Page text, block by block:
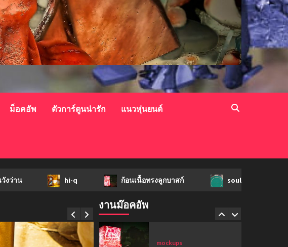
ม็อคอัพ ตัวการ์ตูนน่ารัก แนวหุ่นยนต์
hi-q ก้อนเนื้อทรงลูกบาสก์ soul young
งานม๊อคอัพ
3
mockups
soul young
mockups
ม็อคอัพขวด bsab
1
mockups
mockups